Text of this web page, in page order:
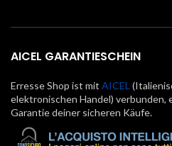
AICEL GARANTIESCHEIN
Erresse Shop ist mit AICEL
elektronischen Handel) verbunden,
Garantie deiner sicheren Käufe.